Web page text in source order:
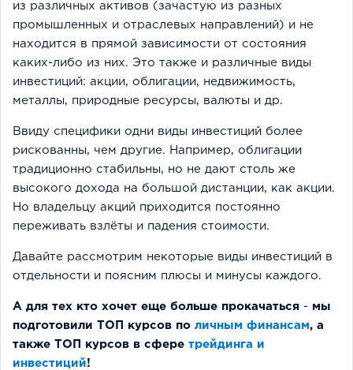
из различных активов (зачастую из разных
промышленных и отраслевых направлений) и не
находится в прямой зависимости от состояния
каких-либо из них. Это также и различные виды
инвестиций: акции, облигации, недвижимость,
металлы, природные ресурсы, валюты и др.
Ввиду специфики одни виды инвестиций более
рискованны, чем другие. Например, облигации
традиционно стабильны, но не дают столь же
высокого дохода на большой дистанции, как акции.
Но владельцу акций приходится постоянно
переживать взлёты и падения стоимости.
Давайте рассмотрим некоторые виды инвестиций в
отдельности и поясним плюсы и минусы каждого.
А для тех кто хочет еще больше прокачаться - мы
подготовили ТОП курсов по личным финансам, а
также ТОП курсов в сфере трейдинга и
инвестиций!